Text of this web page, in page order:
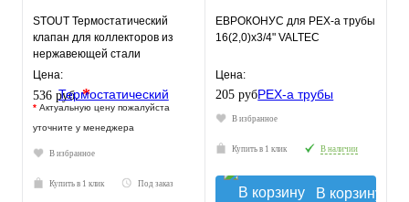
STOUT Термостатический
клапан для коллекторов из
нержавеющей стали
Цена:
536 руб.*
* Актуальную цену пожалуйста
уточните у менеджера
В избранное
Купить в 1 клик Под заказ
ЕВРОКОНУС для PEX-a трубы
16(2,0)x3/4" VALTEC
Цена:
205 руб.
В избранное
Купить в 1 клик В наличии
В корзину